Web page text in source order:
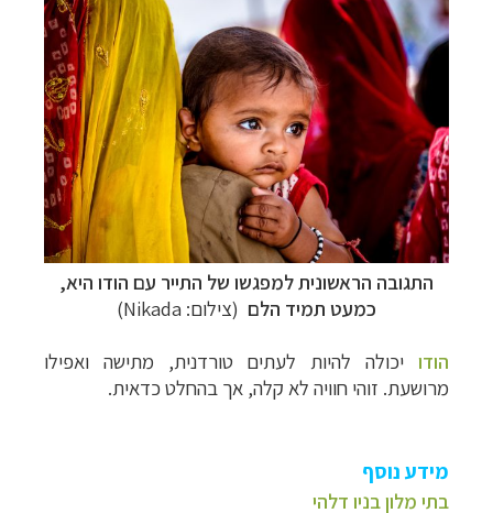
התגובה הראשונית למפגשו של התייר עם הודו היא,
כמעט תמיד הלם (צילום: Nikada)
הודו יכולה להיות לעתים טורדנית, מתישה ואפילו
מרושעת. זוהי חוויה לא קלה, אך בהחלט כדאית.
מידע נוסף
בתי מלון בניו דלהי